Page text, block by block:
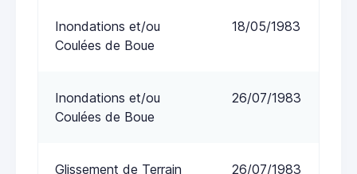
Inondations et/ou
Coulées de Boue
18/05/1983
Inondations et/ou
Coulées de Boue
26/07/1983
Glissement de Terrain 26/07/1983